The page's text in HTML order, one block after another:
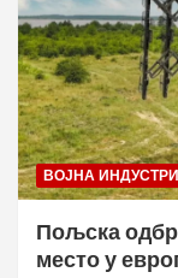
ВОЈНА
Пољска
место у